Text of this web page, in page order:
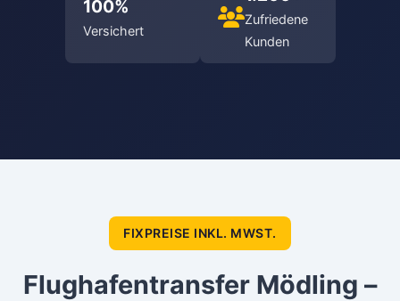
100%
Versichert
Zufriedene
Kunden
FIXPREISE INKL. MWST.
Flughafentransfer Mödling –